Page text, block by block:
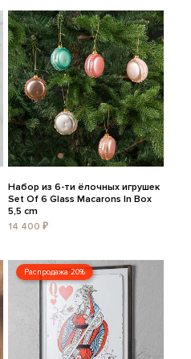
Набор из 6-ти ёлочных игрушек
Set Of 6 Glass Macarons In Box
5,5 cm
14 400 ₽
Распродажа 20%